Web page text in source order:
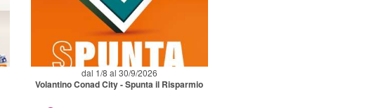
dal 1/8 al 30/9/2026
Volantino Conad City - Spunta il Risparmio